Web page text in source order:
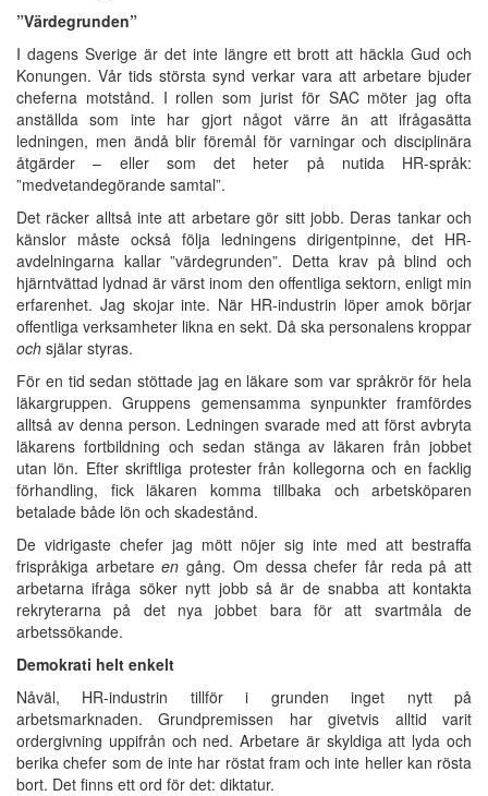
”Värdegrunden”
I dagens Sverige är det inte längre ett brott att häckla Gud och
Konungen. Vår tids största synd verkar vara att arbetare bjuder
cheferna motstånd. I rollen som jurist för SAC möter jag ofta
anställda som inte har gjort något värre än att ifrågasätta
ledningen, men ändå blir föremål för varningar och disciplinära
åtgärder – eller som det heter på nutida HR-språk:
”medvetandegörande samtal”.
Det räcker alltså inte att arbetare gör sitt jobb. Deras tankar och
känslor måste också följa ledningens dirigentpinne, det HR-
avdelningarna kallar ”värdegrunden”. Detta krav på blind och
hjärntvättad lydnad är värst inom den offentliga sektorn, enligt min
erfarenhet. Jag skojar inte. När HR-industrin löper amok börjar
offentliga verksamheter likna en sekt. Då ska personalens kroppar
och själar styras.
För en tid sedan stöttade jag en läkare som var språkrör för hela
läkargruppen. Gruppens gemensamma synpunkter framfördes
alltså av denna person. Ledningen svarade med att först avbryta
läkarens fortbildning och sedan stänga av läkaren från jobbet
utan lön. Efter skriftliga protester från kollegorna och en facklig
förhandling, fick läkaren komma tillbaka och arbetsköparen
betalade både lön och skadestånd.
De vidrigaste chefer jag mött nöjer sig inte med att bestraffa
frispråkiga arbetareen gång. Om dessa chefer får reda på att
arbetarna ifråga söker nytt jobb så är de snabba att kontakta
rekryterarna på det nya jobbet bara för att svartmåla de
arbetssökande.
Demokrati helt enkelt
Nåväl, HR-industrin tillför i grunden inget nytt på
arbetsmarknaden. Grundpremissen har givetvis alltid varit
ordergivning uppifrån och ned. Arbetare är skyldiga att lyda och
berika chefer som de inte har röstat fram och inte heller kan rösta
bort. Det finns ett ord för det: diktatur.